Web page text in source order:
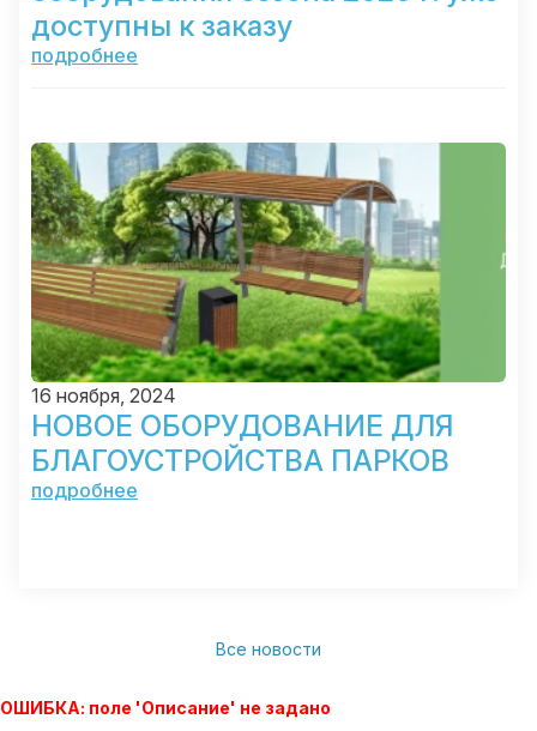
доступны к заказу
подробнее
16 ноября, 2024
НОВОЕ ОБОРУДОВАНИЕ ДЛЯ
БЛАГОУСТРОЙСТВА ПАРКОВ
подробнее
Все новости
ОШИБКА: поле 'Описание' не задано